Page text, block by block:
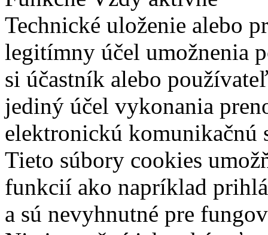
Technické uloženie alebo
legitímny účel umožnenia
si účastník alebo
jediný účel vykonania
elektronickú komunikačnú
Tieto súbory cookies
funkcií ako napríklad
a sú nevyhnutné pre